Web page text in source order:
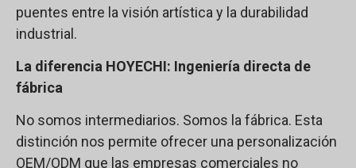
puentes entre la visión artística y la durabilidad
industrial.
La diferencia HOYECHI: Ingeniería directa de
fábrica
No somos intermediarios. Somos la fábrica. Esta
distinción nos permite ofrecer una personalización
OEM/ODM que las empresas comerciales no